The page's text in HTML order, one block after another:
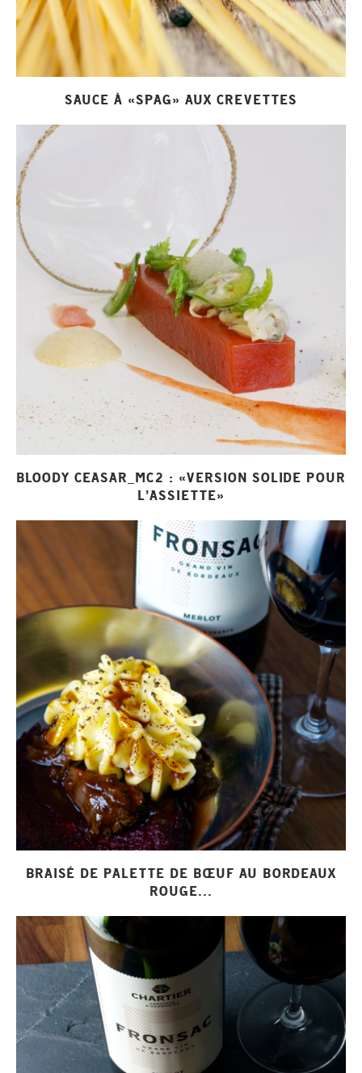
SAUCE À «SPAG» AUX CREVETTES
BLOODY CEASAR_MC2 : «VERSION SOLIDE POUR
L’ASSIETTE»
BRAISÉ DE PALETTE DE BŒUF AU BORDEAUX
ROUGE...